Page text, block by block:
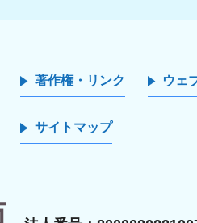
著作権・リンク ウェ
サイトマップ